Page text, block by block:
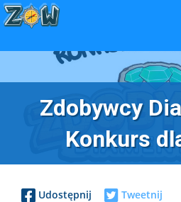
Zdobywcy
Konkurs
Udostępnij Tweetnij